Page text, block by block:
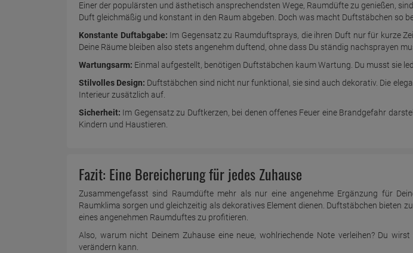
Einer der populärsten und ästhetisch ansprechendsten Wege, Raumdüfte zu genießen,
Duft gleichmäßig und konstant in den Raum abgeben. Doch was macht Duftstäbchen so
Konstante Duftabgabe: Im Gegensatz zu Raumduftsprays, die ihren Duft nur für kurze
Deine Räume bleiben also stets angenehm duftend, ohne dass Du ständig nachsprayen
Wartungsarm: Einmal aufgestellt, benötigen Duftstäbchen kaum Wartung. Du musst sie
Stilvolles Design: Duftstäbchen sind nicht nur funktional, sie sind auch dekorativ. Die
Interieur zusätzlich auf.
Sicherheit: Im Gegensatz zu Duftkerzen, bei denen offenes Feuer eine Brandgefahr
Kindern und Haustieren.
Fazit: Eine Bereicherung für jedes Zuhause
Zusammengefasst sind Raumdüfte mehr als nur eine angenehme Ergänzung für
Raumklima sorgen und gleichzeitig als dekoratives Element dienen. Duftstäbchen bieten
eines angenehmen Raumduftes zu profitieren.
Also, warum nicht Deinem Zuhause eine neue, wohlriechende Note verleihen? Du
verändern kann.